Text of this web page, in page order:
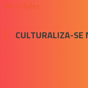
Meus Tuítes
CULTURALIZA-SE